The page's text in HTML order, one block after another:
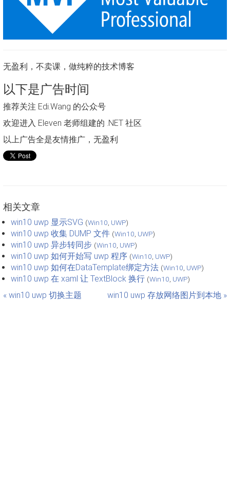
无盈利，不卖课，做纯粹的技术博客
以下是广告时间
推荐关注 Edi.Wang 的公众号
欢迎进入 Eleven 老师组建的 .NET 社区
以上广告全是友情推广，无盈利
相关文章
win10 uwp 显示SVG (Win10 UWP)
win10 uwp 收集 DUMP 文件 (Win10 UWP)
win10 uwp 异步转同步 (Win10 UWP)
win10 uwp 如何开始写 uwp 程序 (Win10 UWP)
win10 uwp 如何在DataTemplate绑定方法 (Win10 UWP)
win10 uwp 在 xaml 让 TextBlock 换行 (Win10 UWP)
« win10 uwp 切换主题 win10 uwp 存放网络图片到本地 »